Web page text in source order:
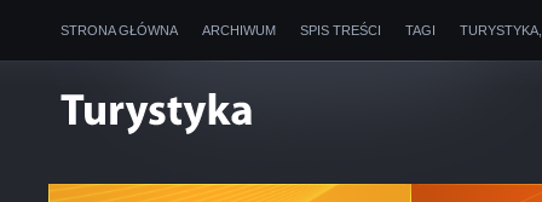
STRONA GŁÓWNA ARCHIWUM SPIS TREŚCI TAGI